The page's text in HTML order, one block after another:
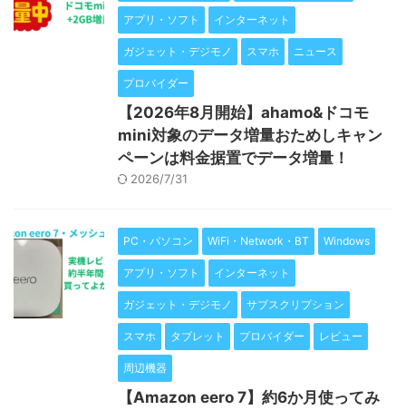
アプリ・ソフト インターネット
ガジェット・デジモノ スマホ ニュース
プロバイダー
【2026年8月開始】ahamo&ドコモ
mini対象のデータ増量おためしキャン
ペーンは料金据置でデータ増量！
2026/7/31
PC・パソコン WiFi・Network・BT Windows
アプリ・ソフト インターネット
ガジェット・デジモノ サブスクリプション
スマホ タブレット プロバイダー レビュー
周辺機器
【Amazon eero 7】約6か月使ってみ